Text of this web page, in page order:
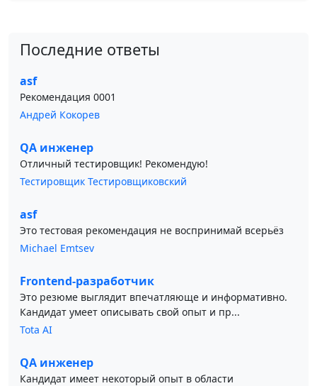
Последние ответы
asf
Рекомендация 0001
Андрей Кокорев
QA инженер
Отличный тестировщик! Рекомендую!
Тестировщик Тестировщиковский
asf
Это тестовая рекомендация не воспринимай всерьёз
Michael Emtsev
Frontend-разработчик
Это резюме выглядит впечатляюще и информативно.
Кандидат умеет описывать свой опыт и пр...
Tota AI
QA инженер
Кандидат имеет некоторый опыт в области